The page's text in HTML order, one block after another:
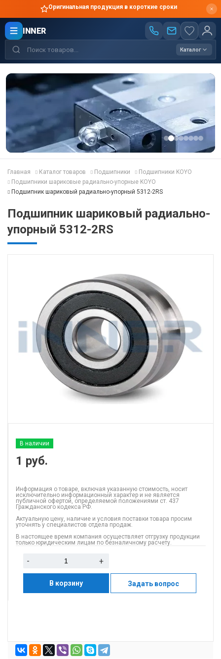
Оригинальная продукция в короткие сроки
INNER
Каталог
Главная Каталог товаров Подшипники
Подшипники KOYO
Подшипники шариковые радиально-упорные KOYO
Подшипник шариковый радиально-упорный 5312-2RS
Подшипник шариковый радиально-
упорный 5312-2RS
В наличии
1 руб.
Информация о товаре, включая указанную стоимость, носит
исключительно информационный характер и не является
публичной офертой, определяемой положениями ст. 437
Гражданского кодекса РФ.
Актуальную цену, наличие и условия поставки товара просим
уточнять у специалистов отдела продаж.
В настоящее время компания осуществляет отгрузку продукции
только юридическим лицам по безналичному расчету.
- +
В корзину Задать вопрос